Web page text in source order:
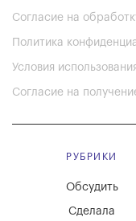
Согласие на
Политика
Условия
Согласие на
РУБРИКИ
Обсудить
Сделала